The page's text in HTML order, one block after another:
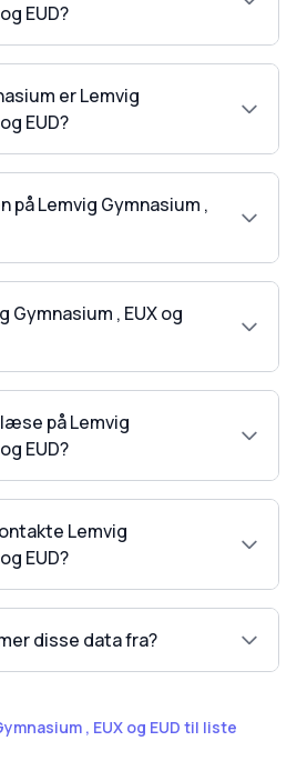
EUD?
er Lemvig
EUD?
på Lemvig Gymnasium ,
Gymnasium , EUX og
på Lemvig
EUD?
Lemvig
EUD?
disse data fra?
, EUX og EUD til liste